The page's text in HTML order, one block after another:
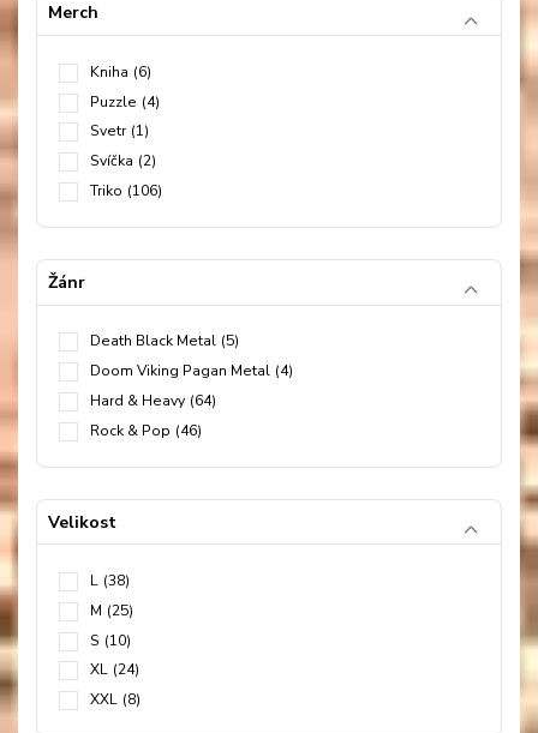
Merch
Kniha (6)
Puzzle (4)
Svetr (1)
Svíčka (2)
Triko (106)
Žánr
Death Black Metal (5)
Doom Viking Pagan Metal (4)
Hard & Heavy (64)
Rock & Pop (46)
Velikost
L (38)
M (25)
S (10)
XL (24)
XXL (8)